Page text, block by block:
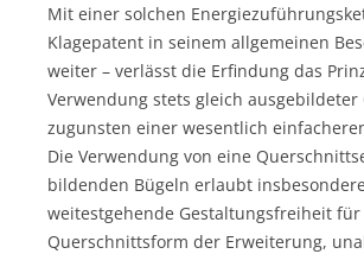
Mit einer solchen
Klagepatent in seinem allgemeinen
weiter – verlässt die Erfindung das
Verwendung stets gleich ausgebildeter
zugunsten einer wesentlich
Die Verwendung von eine
bildenden Bügeln erlaubt
weitestgehende Gestaltungsfreiheit für
Querschnittsform der Erweiterung,